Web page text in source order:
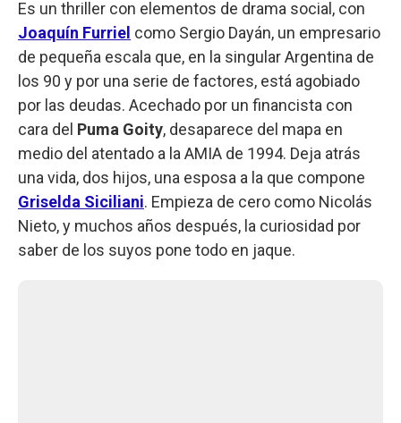
Es un thriller con elementos de drama social, con
Joaquín Furriel como Sergio Dayán, un empresario
de pequeña escala que, en la singular Argentina de
los 90 y por una serie de factores, está agobiado
por las deudas. Acechado por un financista con
cara del Puma Goity, desaparece del mapa en
medio del atentado a la AMIA de 1994. Deja atrás
una vida, dos hijos, una esposa a la que compone
Griselda Siciliani. Empieza de cero como Nicolás
Nieto, y muchos años después, la curiosidad por
saber de los suyos pone todo en jaque.